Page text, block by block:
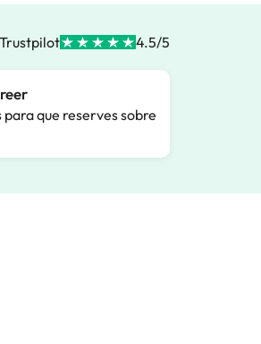
Trustpilot 4.5/5
que reserves sobre